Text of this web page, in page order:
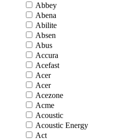
Abbey
Abena
Abilite
Absen
Abus
Accura
Acefast
Acer
Acer
Acezone
Acme
Acoustic
Acoustic Energy
Act